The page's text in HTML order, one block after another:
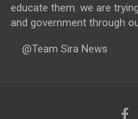
educate them. we are
and government through
@Team Sira News